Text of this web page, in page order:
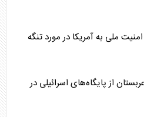
ملی به آمریکا در مورد تنگه
از پایگاه‌های اسرائیلی در